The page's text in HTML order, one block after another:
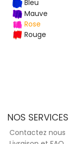
Bleu
Mauve
Rose
Rouge
NOS SERVICES
Contactez nous